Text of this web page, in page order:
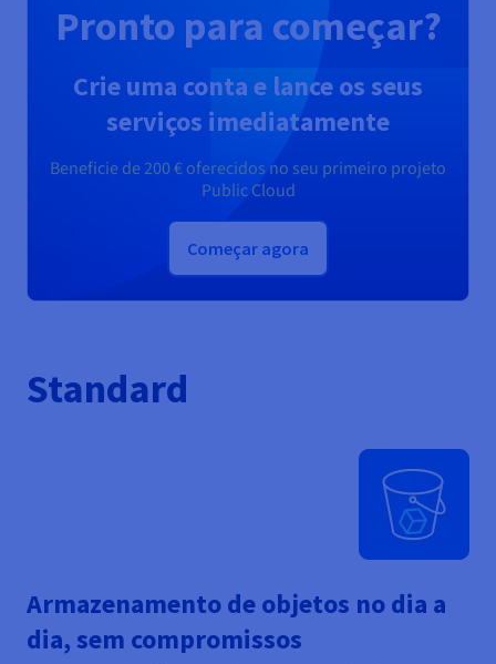
Pronto para começar?
Crie uma conta e lance os seus
serviços imediatamente
Beneficie de 200 €oferecidos no seu primeiro projeto
Public Cloud
Começar agora
Standard
Armazenamento de objetos no dia a
dia, sem compromissos